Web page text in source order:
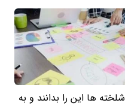
شلخته ها این را بدانند و به